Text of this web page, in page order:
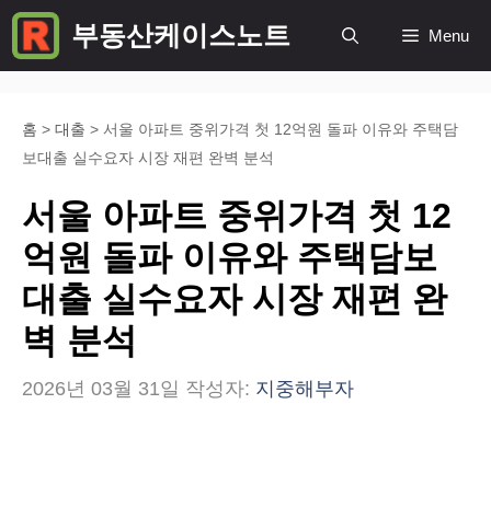
컨
텐
부동산케이스노트 Menu
홈 > 대출 > 서울 아파트 중위가격 첫 12억원 돌파 이유와 주택담
보대출 실수요자 시장 재편 완벽 분석
서울 아파트 중위가격 첫 12
억원 돌파 이유와 주택담보
대출 실수요자 시장 재편 완
벽 분석
2026년 03월 31일 작성자: 지중해부자